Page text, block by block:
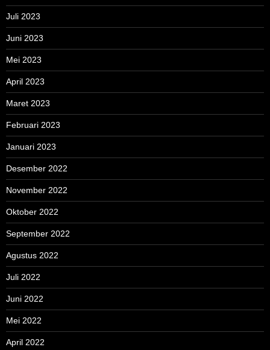
Juli 2023
Juni 2023
Mei 2023
April 2023
Maret 2023
Februari 2023
Januari 2023
Desember 2022
November 2022
Oktober 2022
September 2022
Agustus 2022
Juli 2022
Juni 2022
Mei 2022
April 2022